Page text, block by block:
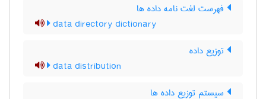
فهرست لغت نامه داده ها
data directory dictionary
توزیع داده
data distribution
سیستم توزیع داده ها